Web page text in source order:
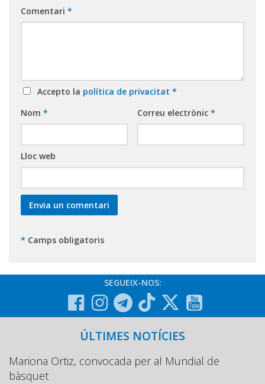
Comentari *
Accepto la política de privacitat *
Nom * Correu electrònic *
Lloc web
* Camps obligatoris
SEGUEIX-NOS:
ÚLTIMES NOTÍCIES
Mariona Ortiz, convocada per al Mundial de
bàsquet